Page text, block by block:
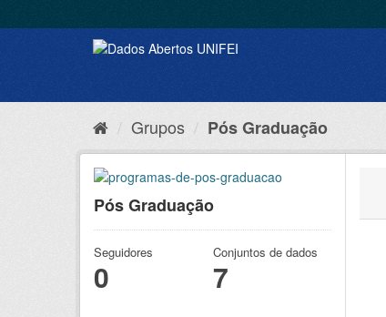
Grupos Pós Graduação
Pós Graduação
Seguidores
0
Conjuntos de dados
7